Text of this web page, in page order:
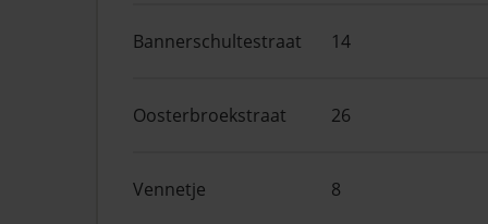
Bannerschultestraat 14
Oosterbroekstraat 26
Vennetje 8